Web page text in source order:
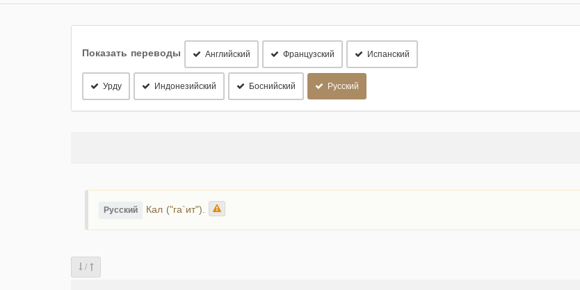
Показать переводы Английский Французский Испанский
Урду Индонезийский Боснийский Русский
Русский Кал ("га`ит").
/